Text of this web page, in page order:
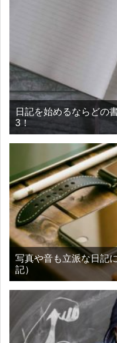
日記を始めるならどの
3！
写真や音も立派な日記
記）